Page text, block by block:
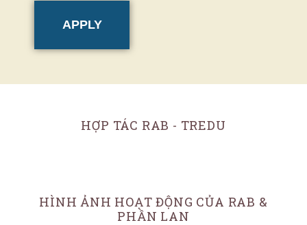
APPLY
HỢP TÁC RAB - TREDU
HÌNH ẢNH HOẠT ĐỘNG CỦA RAB &
PHẦN LAN